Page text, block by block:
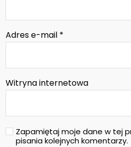
Adres e-mail *
Witryna internetowa
Zapamiętaj moje dane w tej
pisania kolejnych komentarzy.